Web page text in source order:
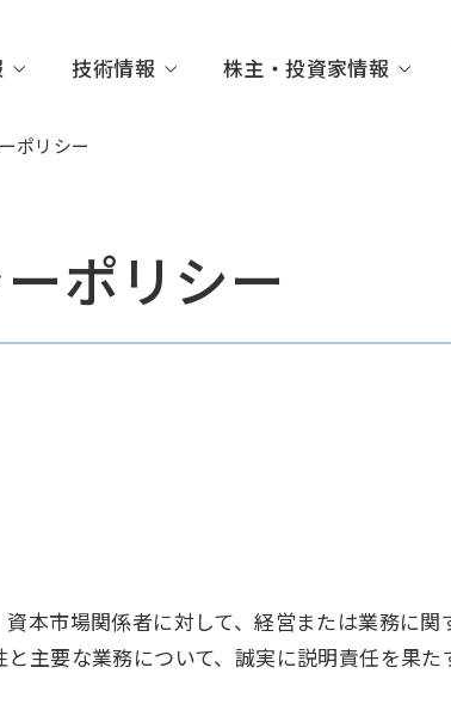
プビジョン
技術情報
開発
株主・投資家情報
家の皆さまへ
ビリティ活動レポート
ポリシー
ポリシー
本市場関係者に対して、経営または業務に
主要な業務について、誠実に説明責任を果た